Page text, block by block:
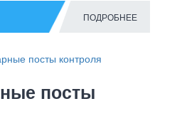
ПОДРОБНЕЕ
посты